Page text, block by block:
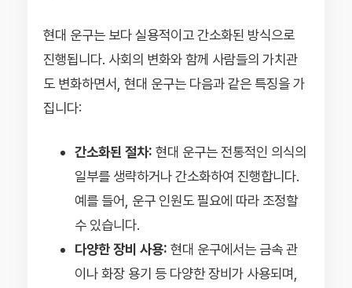
현대 운구는 보다 실용적이고 간소화된 방식으로
진행됩니다. 사회의 변화와 함께 사람들의 가치관
도 변화하면서, 현대 운구는 다음과 같은 특징을 가
집니다:
간소화된 절차: 현대 운구는 전통적인 의식의
일부를 생략하거나 간소화하여 진행합니다.
예를 들어, 운구 인원도 필요에 따라 조정할
수 있습니다.
다양한 장비 사용: 현대 운구에서는 금속 관
이나 화장 용기 등 다양한 장비가 사용되며,